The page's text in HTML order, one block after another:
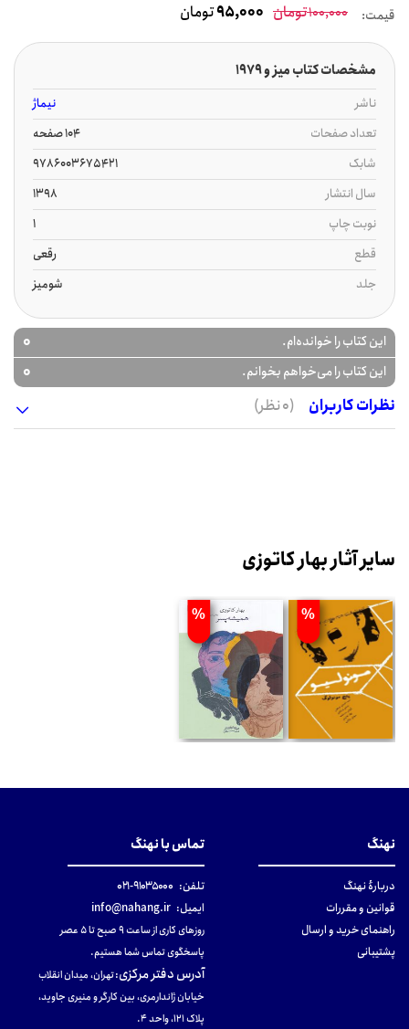
قیمت: 100,000تومان 95,000تومان
مشخصات کتاب میز و 1979
ناشر
نیماژ
تعداد صفحات
104 صفحه
شابک
9786003675421
سال انتشار
1398
نوبت چاپ
1
قطع
رقعی
جلد
شومیز
این کتاب را خوانده‌ام. 0
این کتاب را می‌خواهم بخوانم.
0
نظرات کاربران
(0 نظر)
سایر آثار بهار کاتوزی
%
%
نهنگ
دربارهٔ نهنگ
قوانین و مقررات
راهنمای خرید و ارسال
پشتیبانی
تماس با نهنگ
تلفن: ۹۱۰۳۵۰۰۰-۰۲۱
ایمیل: info@nahang.ir
روزهای کاری از ساعت ۹ صبح تا ۵ عصر
پاسخگوی تماس شما هستیم.
آدرس دفتر مرکزی:تهران، میدان انقلاب
خیابان ژاندارمری، بین کارگر و منیری جاوید،
پلاک 121، واحد ۴.